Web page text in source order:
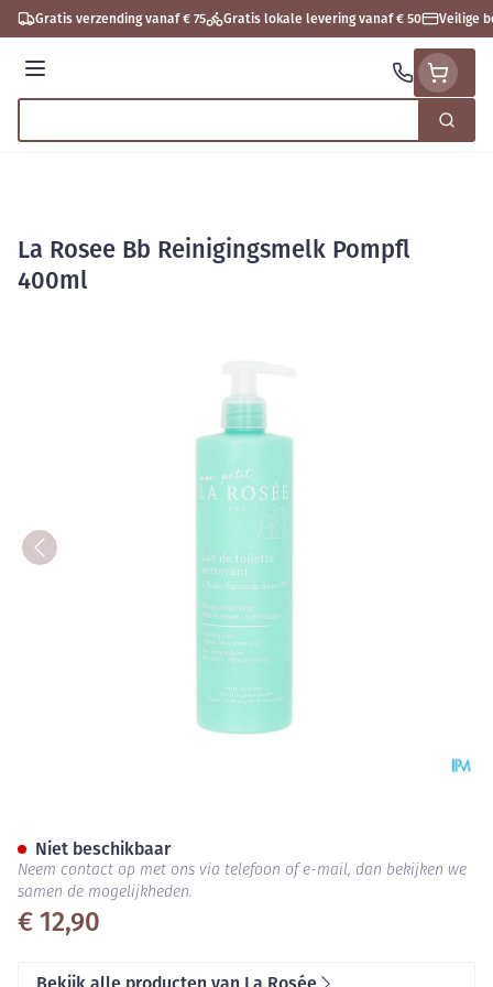
Ga naar de inhoud
Gratis verzending vanaf € 75 Gratis lokale levering vanaf € 50 Veilige
Menu
Zoek
La Rosee Bb Reinigingsmelk Pompfl
400ml
€ 12,90
Niet beschikbaar
Neem contact op met ons via telefoon of e-mail, dan bekijken we
samen de mogelijkheden.